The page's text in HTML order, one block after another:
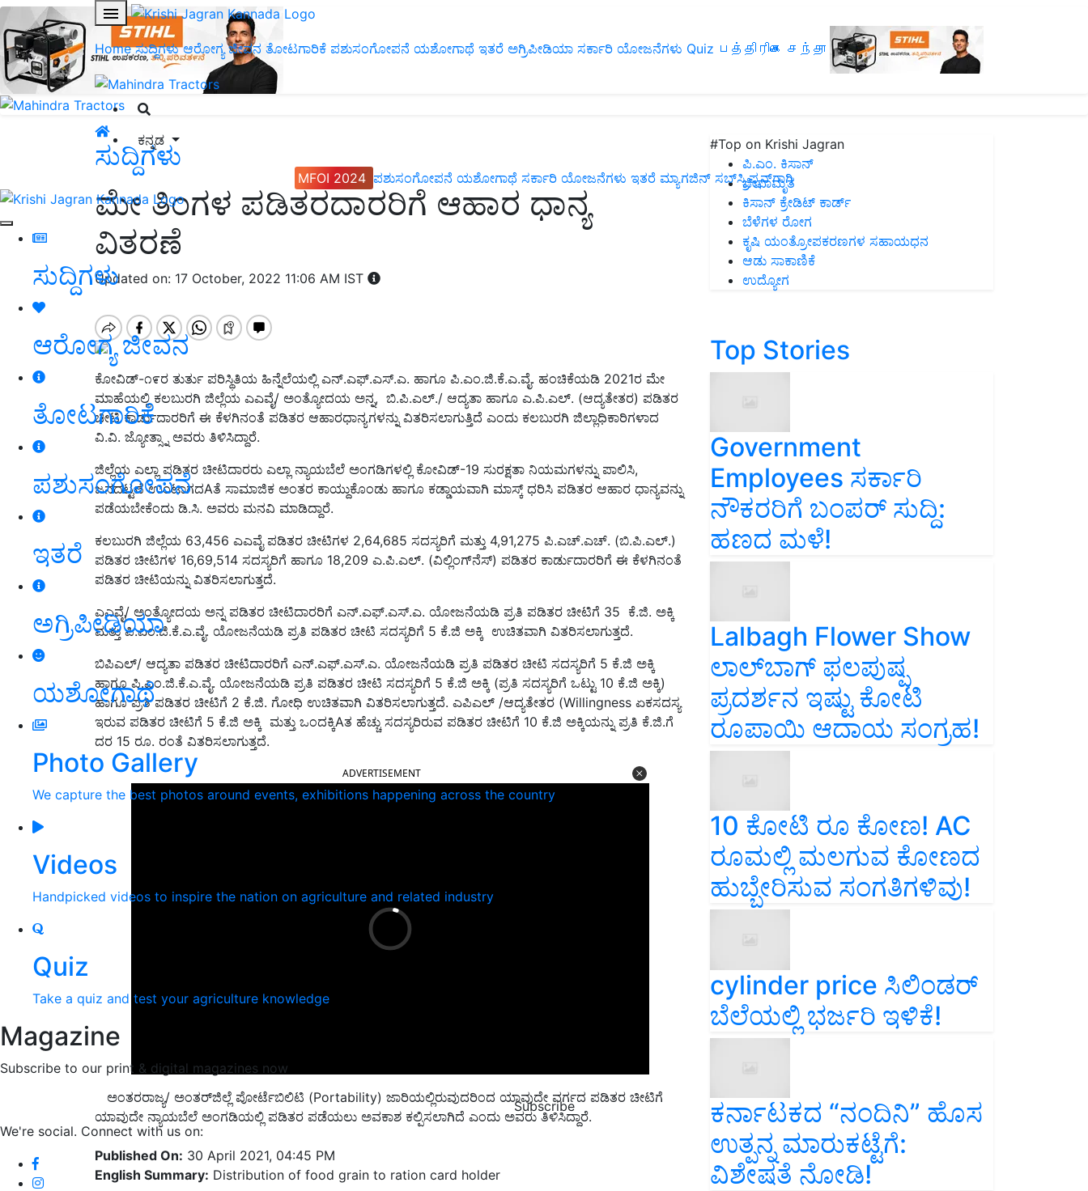
Home ಸುದ್ದಿಗಳು ಆರೋಗ್ಯ ಜೀವನ ತೋಟಗಾರಿಕೆ ಪಶುಸಂಗೋಪನೆ ಯಶೋಗಾಥೆ ಇತರೆ ಅಗ್ರಿಪೀಡಿಯಾ ಸರ್ಕಾರಿ ಯೋಜನೆಗಳು Quiz பத்திரிகை சந்தா
ಕನ್ನಡ
MFOI 2024 ಪಶುಸಂಗೋಪನೆ ಯಶೋಗಾಥೆ ಸರ್ಕಾರಿ ಯೋಜನೆಗಳು ಇತರೆ ಮ್ಯಾಗಜಿನ್‌ ಸಬ್‌ಸ್ಕ್ರಿಪ್ಷನ್‌ಗಾಗಿ
ಸುದ್ದಿಗಳು
ಆರೋಗ್ಯ ಜೀವನ
ತೋಟಗಾರಿಕೆ
ಪಶುಸಂಗೋಪನೆ
ಇತರೆ
ಅಗ್ರಿಪೀಡಿಯಾ
ಯಶೋಗಾಥೆ
Photo Gallery
We capture the best photos around events, exhibitions happening across the country
Videos
Handpicked videos to inspire the nation on agriculture and related industry
Quiz
Take a quiz and test your agriculture knowledge
Magazine
Subscribe to our print & digital magazines now
Subscribe
We're social. Connect with us on:
ಸುದ್ದಿಗಳು
ಮೇ ತಿಂಗಳ ಪಡಿತರದಾರರಿಗೆ ಆಹಾರ ಧಾನ್ಯ
ವಿತರಣೆ
Updated on: 17 October, 2022 11:06 AM IST
ಕೋವಿಡ್-೧೯ರ ತುರ್ತು ಪರಿಸ್ಥಿತಿಯ ಹಿನ್ನೆಲೆಯಲ್ಲಿ ಎನ್.ಎಫ್.ಎಸ್.ಎ. ಹಾಗೂ ಪಿ.ಎಂ.ಜಿ.ಕೆ.ಎ.ವೈ. ಹಂಚಿಕೆಯಡಿ 2021ರ ಮೇ
ಮಾಹೆಯಲ್ಲಿ ಕಲಬುರಗಿ ಜಿಲ್ಲೆಯ ಎಎವೈ/ ಅಂತ್ಯೋದಯ ಅನ್ನ, ಬಿ.ಪಿ.ಎಲ್./ ಆದ್ಯತಾ ಹಾಗೂ ಎ.ಪಿ.ಎಲ್. (ಆದ್ಯತೇತರ) ಪಡಿತರ
ಚೀಟಿ ಕಾರ್ಡುದಾರರಿಗೆ ಈ ಕೆಳಗಿನಂತೆ ಪಡಿತರ ಆಹಾರಧಾನ್ಯಗಳನ್ನು ವಿತರಿಸಲಾಗುತ್ತಿದೆ ಎಂದು ಕಲಬುರಗಿ ಜಿಲ್ಲಾಧಿಕಾರಿಗಳಾದ
ವಿ.ವಿ. ಜ್ಯೋತ್ಸ್ನಾ ಅವರು ತಿಳಿಸಿದ್ದಾರೆ.
ಜಿಲ್ಲೆಯ ಎಲ್ಲಾ ಪಡಿತರ ಚೀಟಿದಾರರು ಎಲ್ಲಾ ನ್ಯಾಯಬೆಲೆ ಅಂಗಡಿಗಳಲ್ಲಿ ಕೋವಿಡ್-19 ಸುರಕ್ಷತಾ ನಿಯಮಗಳನ್ನು ಪಾಲಿಸಿ,
ಜನದಟ್ಟಣೆ ಉಂಟಾಗದAತೆ ಸಾಮಾಜಿಕ ಅಂತರ ಕಾಯ್ದುಕೊಂಡು ಹಾಗೂ ಕಡ್ಡಾಯವಾಗಿ ಮಾಸ್ಕ್ ಧರಿಸಿ ಪಡಿತರ ಆಹಾರ ಧಾನ್ಯವನ್ನು
ಪಡೆಯಬೇಕೆಂದು ಡಿ.ಸಿ. ಅವರು ಮನವಿ ಮಾಡಿದ್ದಾರೆ.
ಕಲಬುರಗಿ ಜಿಲ್ಲೆಯ 63,456 ಎಎವೈ ಪಡಿತರ ಚೀಟಿಗಳ 2,64,685 ಸದಸ್ಯರಿಗೆ ಮತ್ತು 4,91,275 ಪಿ.ಎಚ್.ಎಚ್. (ಬಿ.ಪಿ.ಎಲ್.)
ಪಡಿತರ ಚೀಟಿಗಳ 16,69,514 ಸದಸ್ಯರಿಗೆ ಹಾಗೂ 18,209 ಎ.ಪಿ.ಎಲ್. (ವಿಲ್ಲಿಂಗ್‌ನೆಸ್) ಪಡಿತರ ಕಾರ್ಡುದಾರರಿಗೆ ಈ ಕೆಳಗಿನಂತೆ
ಪಡಿತರ ಚೀಟಿಯನ್ನು ವಿತರಿಸಲಾಗುತ್ತದೆ.
ಎಎವೈ/ ಅಂತ್ಯೋದಯ ಅನ್ನ ಪಡಿತರ ಚೀಟಿದಾರರಿಗೆ ಎನ್.ಎಫ್.ಎಸ್.ಎ. ಯೋಜನೆಯಡಿ ಪ್ರತಿ ಪಡಿತರ ಚೀಟಿಗೆ 35 ಕೆ.ಜಿ. ಅಕ್ಕಿ
ಮತ್ತು ಪಿ.ಎಂ.ಜಿ.ಕೆ.ಎ.ವೈ. ಯೋಜನೆಯಡಿ ಪ್ರತಿ ಪಡಿತರ ಚೀಟಿ ಸದಸ್ಯರಿಗೆ 5 ಕೆ.ಜಿ ಅಕ್ಕಿ ಉಚಿತವಾಗಿ ವಿತರಿಸಲಾಗುತ್ತದೆ.
ಬಿಪಿಎಲ್/ ಆದ್ಯತಾ ಪಡಿತರ ಚೀಟಿದಾರರಿಗೆ ಎನ್.ಎಫ್.ಎಸ್.ಎ. ಯೋಜನೆಯಡಿ ಪ್ರತಿ ಪಡಿತರ ಚೀಟಿ ಸದಸ್ಯರಿಗೆ 5 ಕೆ.ಜಿ ಅಕ್ಕಿ
ಹಾಗೂ ಪಿ.ಎಂ.ಜಿ.ಕೆ.ಎ.ವೈ. ಯೋಜನೆಯಡಿ ಪ್ರತಿ ಪಡಿತರ ಚೀಟಿ ಸದಸ್ಯರಿಗೆ 5 ಕೆ.ಜಿ ಅಕ್ಕಿ (ಪ್ರತಿ ಸದಸ್ಯರಿಗೆ ಒಟ್ಟು 10 ಕೆ.ಜಿ ಅಕ್ಕಿ)
ಹಾಗೂ ಪ್ರತಿ ಪಡಿತರ ಚೀಟಿಗೆ 2 ಕೆ.ಜಿ. ಗೋಧಿ ಉಚಿತವಾಗಿ ವಿತರಿಸಲಾಗುತ್ತದೆ. ಎಪಿಎಲ್ /ಆದ್ಯತೇತರ (Willingness ಏಕಸದಸ್ಯ
ಇರುವ ಪಡಿತರ ಚೀಟಿಗೆ 5 ಕೆ.ಜಿ ಅಕ್ಕಿ ಮತ್ತು ಒಂದಕ್ಕಿAತ ಹೆಚ್ಚು ಸದಸ್ಯರಿರುವ ಪಡಿತರ ಚೀಟಿಗೆ 10 ಕೆ.ಜಿ ಅಕ್ಕಿಯನ್ನು ಪ್ರತಿ ಕೆ.ಜಿ.ಗೆ
ದರ 15 ರೂ. ರಂತೆ ವಿತರಿಸಲಾಗುತ್ತದೆ.
ADVERTISEMENT
ಅಂತರರಾಜ್ಯ/ ಅಂತರ್‌ಜಿಲ್ಲೆ ಪೋರ್ಟೆಬಿಲಿಟಿ (Portability) ಜಾರಿಯಲ್ಲಿರುವುದರಿಂದ ಯಾವುದೇ ವರ್ಗದ ಪಡಿತರ ಚೀಟಿಗೆ
ಯಾವುದೇ ನ್ಯಾಯಬೆಲೆ ಅಂಗಡಿಯಲ್ಲಿ ಪಡಿತರ ಪಡೆಯಲು ಅವಕಾಶ ಕಲ್ಪಿಸಲಾಗಿದೆ ಎಂದು ಅವರು ತಿಳಿಸಿದ್ದಾರೆ.
Published On: 30 April 2021, 04:45 PM
English Summary: Distribution of food grain to ration card holder
#Top on Krishi Jagran
ಪಿ.ಎಂ. ಕಿಸಾನ್
ಜೀವಾಮೃತ
ಕಿಸಾನ್ ಕ್ರೇಡಿಟ್ ಕಾರ್ಡ್
ಬೆಳೆಗಳ ರೋಗ
ಕೃಷಿ ಯಂತ್ರೋಪಕರಣಗಳ ಸಹಾಯಧನ
ಆಡು ಸಾಕಾಣಿಕೆ
ಉದ್ಯೋಗ
Top Stories
Government
Employees ಸರ್ಕಾರಿ
ನೌಕರರಿಗೆ ಬಂಪರ್‌ ಸುದ್ದಿ:
ಹಣದ ಮಳೆ!
Lalbagh Flower Show
ಲಾಲ್‌ಬಾಗ್ ಫಲಪುಷ್ಪ
ಪ್ರದರ್ಶನ ಇಷ್ಟು ಕೋಟಿ
ರೂಪಾಯಿ ಆದಾಯ ಸಂಗ್ರಹ!
10 ಕೋಟಿ ರೂ ಕೋಣ! AC
ರೂಮಲ್ಲಿ ಮಲಗುವ ಕೋಣದ
ಹುಬ್ಬೇರಿಸುವ ಸಂಗತಿಗಳಿವು!
cylinder price ಸಿಲಿಂಡರ್‌
ಬೆಲೆಯಲ್ಲಿ ಭರ್ಜರಿ ಇಳಿಕೆ!
ಕರ್ನಾಟಕದ “ನಂದಿನಿ” ಹೊಸ
ಉತ್ಪನ್ನ ಮಾರುಕಟ್ಟೆಗೆ:
ವಿಶೇಷತೆ ನೋಡಿ!